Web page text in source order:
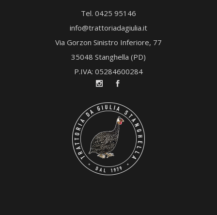
Tel. 0425 95146
info@trattoriadagiulia.it
Via Gorzon Sinistro Inferiore, 77
35048 Stanghella (PD)
P.IVA: 05284600284